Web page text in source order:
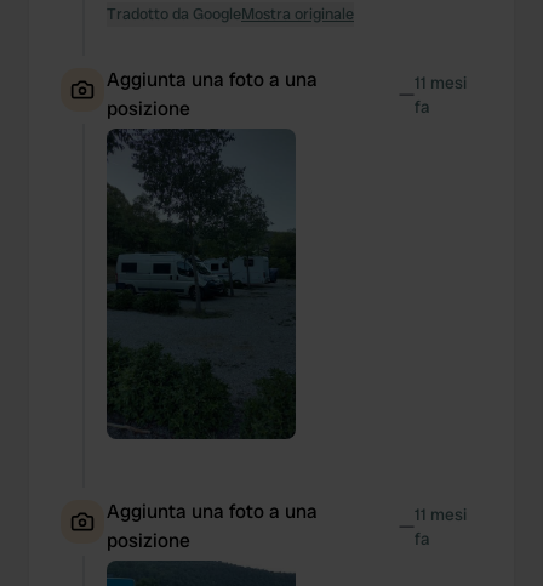
Tradotto da GoogleMostra originale
Aggiunta una foto a una
posizione
—11 mesi
fa
Aggiunta una foto a una
posizione
—11 mesi
fa